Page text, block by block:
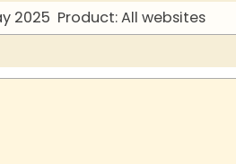
2025 Product: All websites